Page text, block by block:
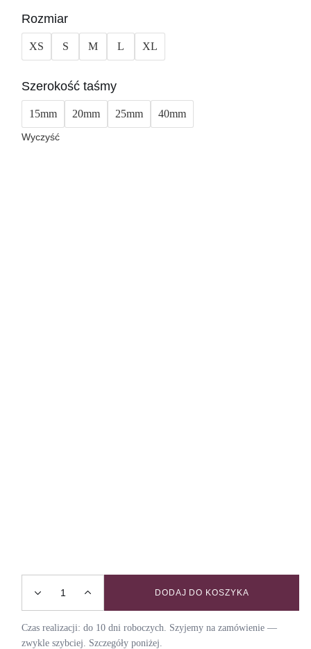
Rozmiar
XS S M L XL
Szerokość taśmy
15mm 20mm 25mm 40mm
Wyczyść
Obroża z klamrą VELVET / RUBY WINE quantity
DODAJ DO KOSZYKA
Czas realizacji: do 10 dni roboczych. Szyjemy na zamówienie —
zwykle szybciej. Szczegóły poniżej.